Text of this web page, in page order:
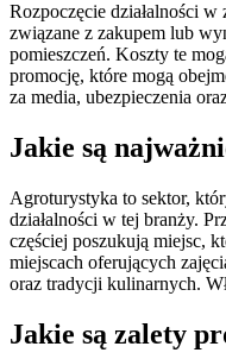
Rozpoczęcie działalności
związane z zakupem lub
pomieszczeń. Koszty te
promocję, które mogą
za media, ubezpieczenia
Jakie są
Agroturystyka to sektor,
działalności w tej branży.
częściej poszukują miejsc,
miejscach oferujących
oraz tradycji kulinarnych.
Jakie są zalety